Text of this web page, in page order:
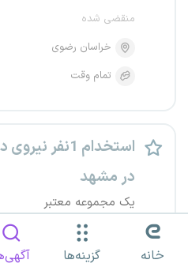
منقضی شده
خراسان رضوی
تمام وقت
استخدام 1نفر
در مشهد
یک مجموعه معتبر
منقضی شده
خراسان رضوی
خانه گزینه‌ها